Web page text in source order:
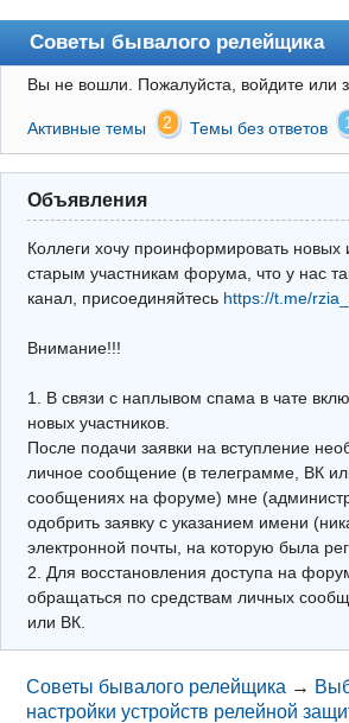
Советы бывалого релейщика
Форум
Правила
Поиск
Регистрация
Архив
Почта
Поиск релейщика
Видео РЗиА
Фотохостинг
Телеграм
Вы не вошли. Пожалуйста, войдите или
Активные темы 2 Темы без ответов
Объявления
Коллеги хочу проинформировать новых
старым участникам форума, что у нас
канал, присоединяйтесь https://t.me/
Внимание!!!
1. В связи с наплывом спама в чате
новых участников.
После подачи заявки на вступление
личное сообщение (в телеграмме, ВК
сообщениях на форуме) мне
одобрить заявку с указанием имени
электронной почты, на которую была
2. Для восстановления доступа на
обращаться по средствам личных
или ВК.
Советы бывалого релейщика →
настройки устройств релейной